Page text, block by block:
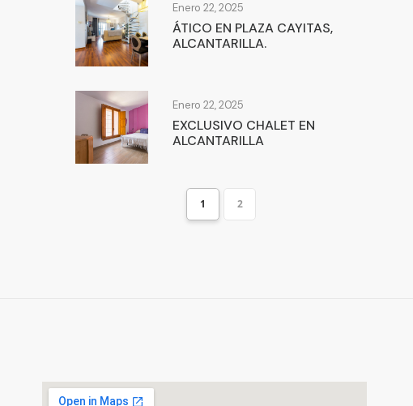
Enero 22, 2025
ÁTICO EN PLAZA CAYITAS,
ALCANTARILLA.
Enero 22, 2025
EXCLUSIVO CHALET EN
ALCANTARILLA
1 2